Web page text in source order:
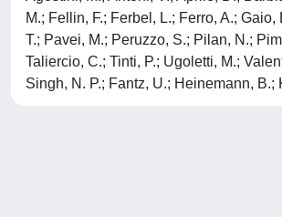
M.; Fellin, F.; Ferbel, L.; Ferro, A.;
T.; Pavei, M.; Peruzzo, S.; Pilan, N.;
Taliercio, C.; Tinti, P.; Ugoletti, M.;
Singh, N. P.; Fantz, U.; Heinemann, B.;